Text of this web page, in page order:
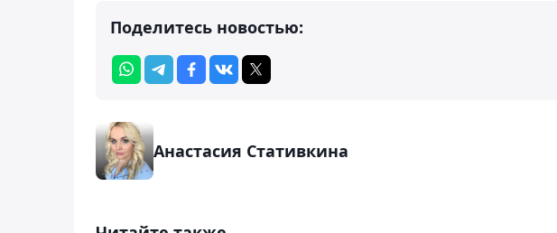
Поделитесь новостью:
Анастасия Стативкина